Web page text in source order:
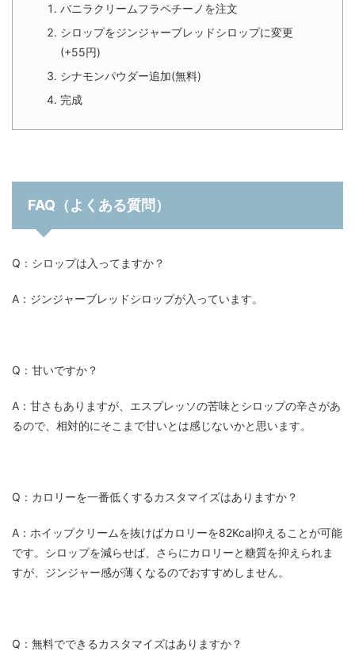
バニラクリームフラペチーノを注文
シロップをジンジャーブレッドシロップに変更
(+55円)
シナモンパウダー追加(無料)
完成
FAQ（よくある質問）
Q：シロップは入ってますか？
A：ジンジャーブレッドシロップが入っています。
Q：甘いですか？
A：甘さもありますが、エスプレッソの苦味とシロップの辛さがあ
るので、相対的にそこまで甘いとは感じないかと思います。
Q：カロリーを一番低くするカスタマイズはありますか？
A：ホイップクリームを抜けばカロリーを82Kcal抑えることが可能
です。シロップを減らせば、さらにカロリーと糖質を抑えられま
すが、ジンジャー感が薄くなるのでおすすめしません。
Q：無料でできるカスタマイズはありますか？